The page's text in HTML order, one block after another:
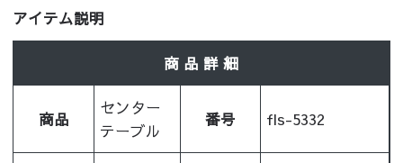
アイテム説明
商 品 詳 細
商品
センター
テーブル
番号 fls-5332